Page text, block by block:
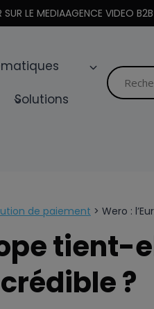
LE MEDIAAGENCE VIDEO B2B
Solutions
de paiement > Wero :
tient-
?